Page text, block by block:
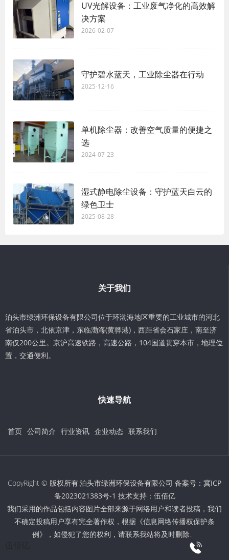
UV光解设备：工业废气净化的高效解
决方案
2026-02-07
守护碧水蓝天，工业除尘器在行动
2025-12-16
单机除尘器：改善空气质量的便捷之
选
2024-07-23
湿式静电除尘设备：守护蓝天白云的
绿色卫士
2025-08-28
关于我们
泊头市绿洲环保设备有限公司位于环渤海地区重要的工业城市的河北
省泊头市，北依京津，东临渤海(黄骅港)，西距省会石家庄，南至济
南仅200公里。京沪高速铁路，高速公路，104国道贯穿本市，地理位
置，交通便利。
快速导航
首页 公司简介 行业资讯 企业动态 联系我们
CopyRight © 版权所有:泊头市绿洲环保设备有限公司 备案号： 冀ICP
备2023021383号-1 技术支持： 伍佰亿
我们采用的作品包括内容图片全部来源于网络用户和读者投稿，我们
不确定投稿用户享有完全著作权，根据《信息网络传播权保护条
例》，如侵犯了您的权利，请联系我站将及时删除。